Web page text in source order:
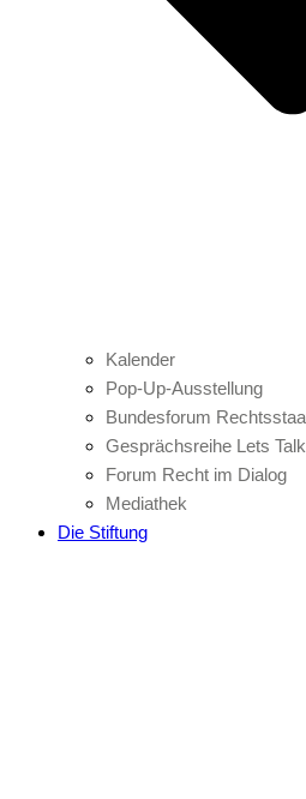
Kalender
Pop-Up-Ausstellung
Bundesforum
Gesprächsreihe Lets
Forum Recht im Dialog
Mediathek
Die Stiftung